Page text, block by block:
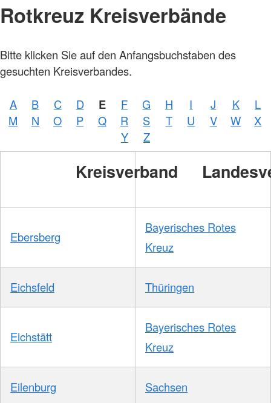
Rotkreuz Kreisverbände
Bitte klicken Sie auf den Anfangsbuchstaben des
gesuchten Kreisverbandes.
A B C D E F G H I J K
L
M
N O P Q R S T U V W
X
Y
Z
Kreisverband
Ebersberg
Bayerisches Rotes
Kreuz
Eichsfeld Thüringen
Eichstätt
Bayerisches Rotes
Kreuz
Eilenburg Sachsen